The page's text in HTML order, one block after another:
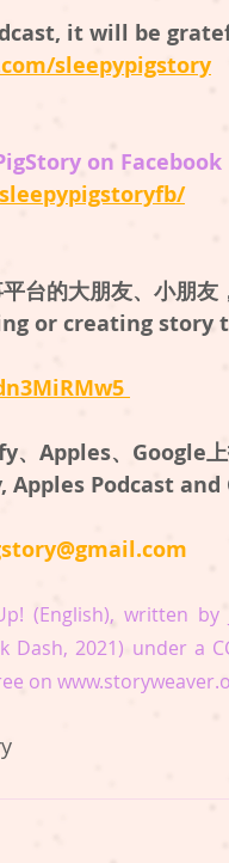
it will be
sleepypigstory
on Facebook
台的大朋友、小朋友
or creating story
Apples、Google上
Podcast and
(English), written
2021) under a
on